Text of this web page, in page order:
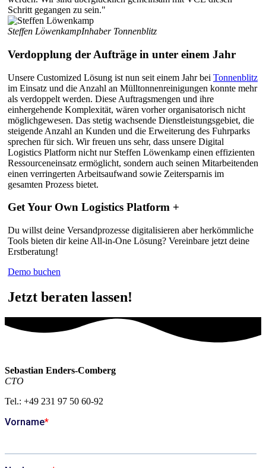
Schritt gegangen zu sein."
Steffen LöwenkampInhaber Tonnenblitz
Verdopplung der Aufträge in unter einem Jahr
Unsere Customized Lösung ist nun seit einem Jahr bei Tonnenblitz
im Einsatz und die Anzahl an Mülltonnenreinigungen konnte mehr
als verdoppelt werden. Diese Auftragsmengen und ihre
einhergehende Komplexität, wären vorher organisatorisch nicht
möglichgewesen. Das stetig wachsende Dienstleistungsgebiet, die
steigende Anzahl an Kunden und die Erweiterung des Fuhrparks
sprechen für sich. Wir freuen uns sehr, dass unsere Digital
Logistics Platform nicht nur Steffen Löwenkamp einen effizienten
Ressourceneinsatz ermöglicht, sondern auch seinen Mitarbeitenden
einen verringerten Arbeitsaufwand sowie Zeitersparnis im
gesamten Prozess bietet.
Get Your Own Logistics Platform +
Du willst deine Versandprozesse digitalisieren aber herkömmliche
Tools bieten dir keine All-in-One Lösung? Vereinbare jetzt deine
Erstberatung!
Demo buchen
Jetzt beraten lassen!
Sebastian Enders-Comberg
CTO
Tel.: +49 231 97 50 60-92